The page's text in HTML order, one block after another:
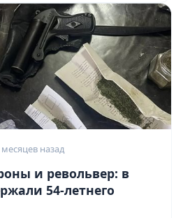
месяцев назад
и револьвер: в
54-летнего